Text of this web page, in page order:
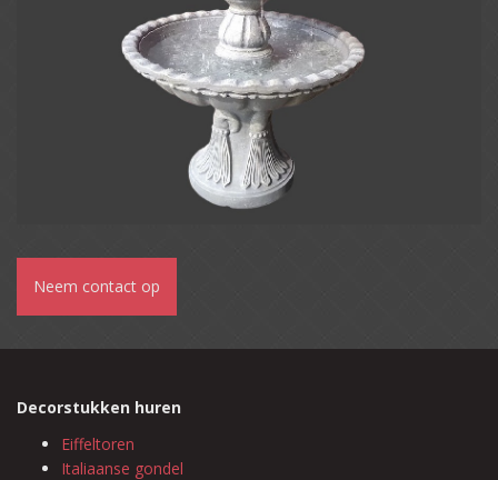
Neem contact op
Decorstukken huren
Eiffeltoren
Italiaanse gondel